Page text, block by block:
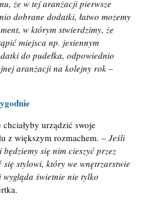
że w tej aranżacji pierwsze
dobrane dodatki, łatwo możemy
w którym stwierdzimy, że
miejsca np. jesiennym
do pudełka, odpowiednio
aranżacji na kolejny rok –
urządzić swoje
z większym rozmachem. – Jeśli
się nim cieszyć przez
stylowi, który we wnętrzarstwie
świetnie nie tylko